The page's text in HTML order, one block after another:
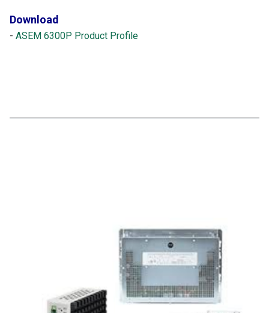
Download
- ASEM 6300P Product Profile